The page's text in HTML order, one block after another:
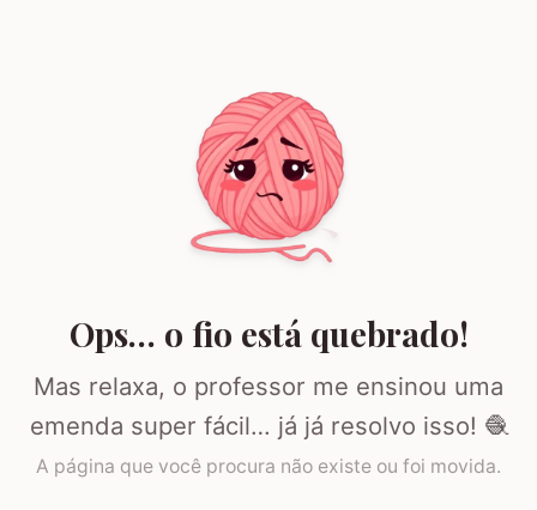
Ops… o fio está quebrado!
Mas relaxa, o professor me ensinou uma
emenda super fácil… já já resolvo isso! 🧶
A página que você procura não existe ou foi movida.